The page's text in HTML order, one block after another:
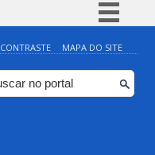
Simplifique!
Comunica BR
Participe
MAPA DO SITE